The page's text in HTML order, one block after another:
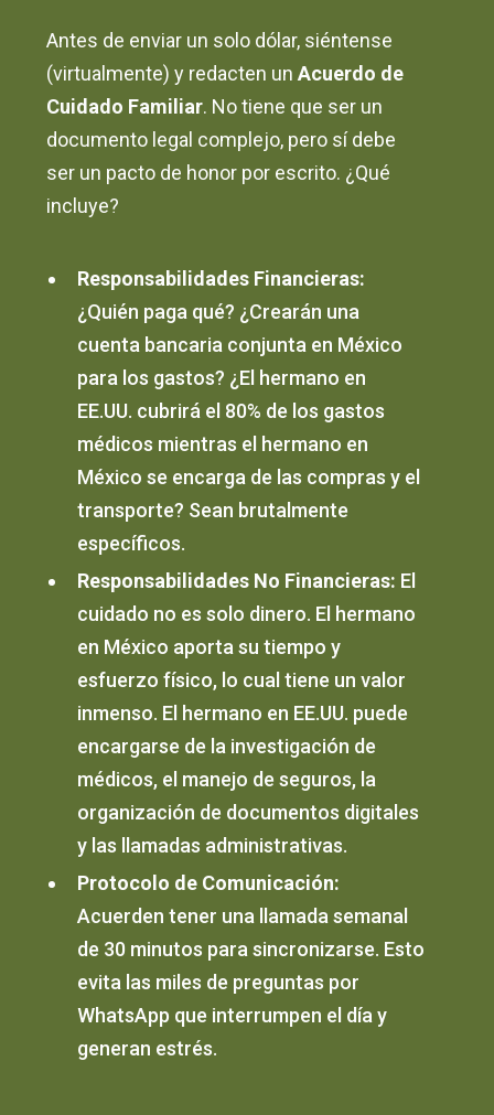
Antes de enviar un solo dólar, siéntense
(virtualmente) y redacten unAcuerdo de
Cuidado Familiar. No tiene que ser un
documento legal complejo, pero sí debe
ser un pacto de honor por escrito. ¿Qué
incluye?
Responsabilidades Financieras:
¿Quién paga qué? ¿Crearán una
cuenta bancaria conjunta en México
para los gastos? ¿El hermano en
EE.UU. cubrirá el 80% de los gastos
médicos mientras el hermano en
México se encarga de las compras y el
transporte? Sean brutalmente
específicos.
Responsabilidades No Financieras: El
cuidado no es solo dinero. El hermano
en México aporta su tiempo y
esfuerzo físico, lo cual tiene un valor
inmenso. El hermano en EE.UU. puede
encargarse de la investigación de
médicos, el manejo de seguros, la
organización de documentos digitales
y las llamadas administrativas.
Protocolo de Comunicación:
Acuerden tener una llamada semanal
de 30 minutos para sincronizarse. Esto
evita las miles de preguntas por
WhatsApp que interrumpen el día y
generan estrés.